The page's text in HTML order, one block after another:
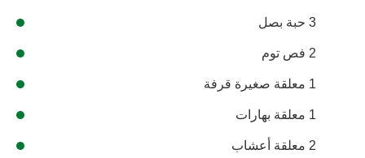
3 حبة بصل
2 فص توم
1 معلقة صغيرة قرفة
1 معلقة بهارات
2 معلقة أعشاب